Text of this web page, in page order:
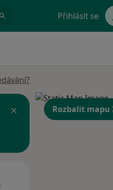
Přihlásit se
Rozbalit mapu